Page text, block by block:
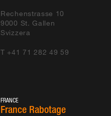
Rechenstrasse 10
9000 St. Gallen
Svizzera
T +41 71 282 49 59
FRANCE
France Rabotage